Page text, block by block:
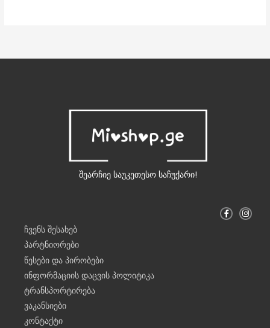
შეარჩიე საუკეთესო საჩუქარი!
F
a
I
n
ჩვენს შესახებ
პარტნიორები
წესები და პირობები
ინფორმაციის დაცვის პოლიტიკა
ტრანსპორტირება
ვაკანსიები
კონტაქტი